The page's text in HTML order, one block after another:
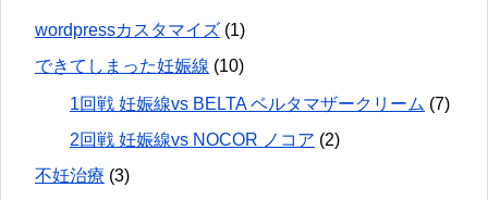
wordpressカスタマイズ (1)
できてしまった妊娠線 (10)
1回戦 妊娠線vs BELTA ベルタマザークリーム (7)
2回戦 妊娠線vs NOCOR ノコア (2)
不妊治療 (3)